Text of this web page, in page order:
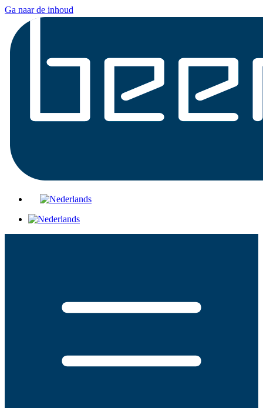
Ga naar de inhoud